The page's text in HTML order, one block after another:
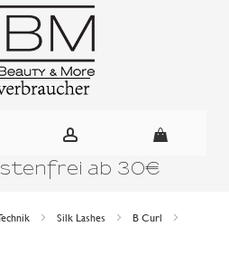
ab 30€
Silk Lashes
B Curl